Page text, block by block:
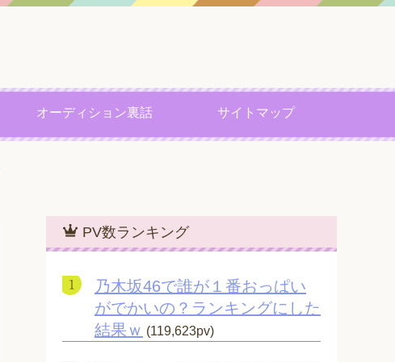
オーディション裏話 サイトマップ
PV数ランキング
乃木坂46で誰が１番おっぱい
がでかいの？ランキングにした
結果ｗ (119,623pv)